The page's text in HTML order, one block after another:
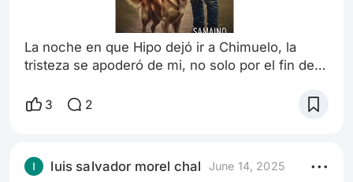
La noche en que Hipo dejó ir a Chimuelo, la
tristeza se apoderó de mi, no solo por el fin de
propia pérdida. La imagen de Chimuelo
recuerdo de Kong, mi amigo, cuyo fallecimiento
aún sentía. No recordabas la fecha exacta, ni la
3 2
luis salvador morel chal June 14, 2025